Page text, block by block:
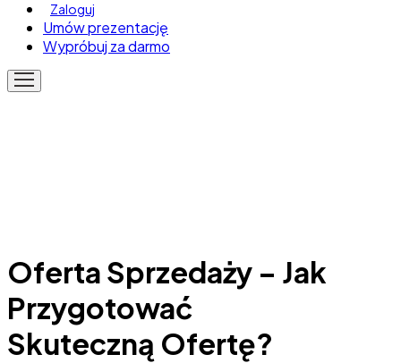
Zaloguj
Umów prezentację
Wypróbuj za darmo
Oferta Sprzedaży – Jak
Przygotować
Skuteczną Ofertę?